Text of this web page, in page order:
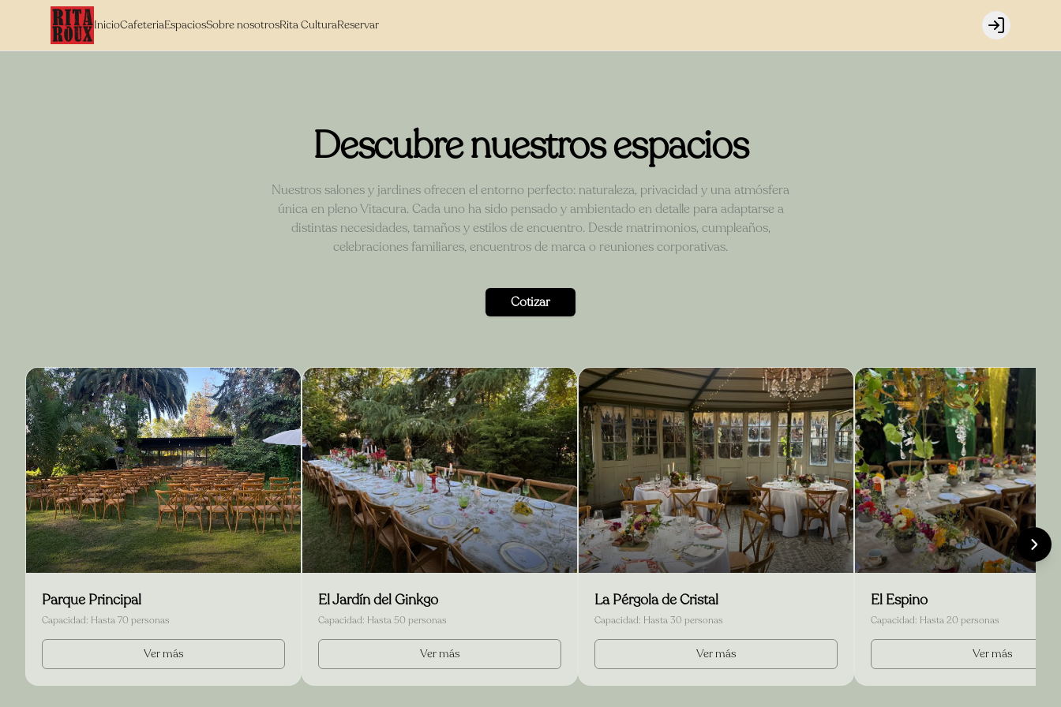
InicioCafeteriaEspaciosSobre nosotrosRita CulturaReservar Login
Descubre nuestros espacios
Nuestros salones y jardines ofrecen el entorno perfecto: naturaleza, privacidad y una atmósfera
única en pleno Vitacura. Cada uno ha sido pensado y ambientado en detalle para adaptarse a
distintas necesidades, tamaños y estilos de encuentro. Desde matrimonios, cumpleaños,
celebraciones familiares, encuentros de marca o reuniones corporativas.
Cotizar
Parque Principal
Capacidad: Hasta 70 personas
Ver más
El Jardín del Ginkgo
Capacidad: Hasta 50 personas
Ver más
La Pérgola de Cristal
Capacidad: Hasta 30 personas
Ver más
El Espino
Capacidad: Hasta 20 personas
Ver más